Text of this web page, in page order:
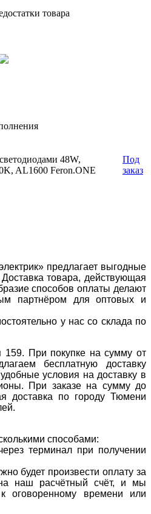
товара
48W,
AL1600 Feron.ONE
Под
заказ
предлагает выгодные
товара, действующая
способов оплаты делают
партнёром для оптовых и
у нас со склада по
При покупке на сумму от
бесплатную доставку
условия на доставку в
При заказе на сумму до
доставка по городу Тюмени
способами:
терминал при получении
будет произвести оплату за
наш расчётный счёт, и мы
оговоренному времени или